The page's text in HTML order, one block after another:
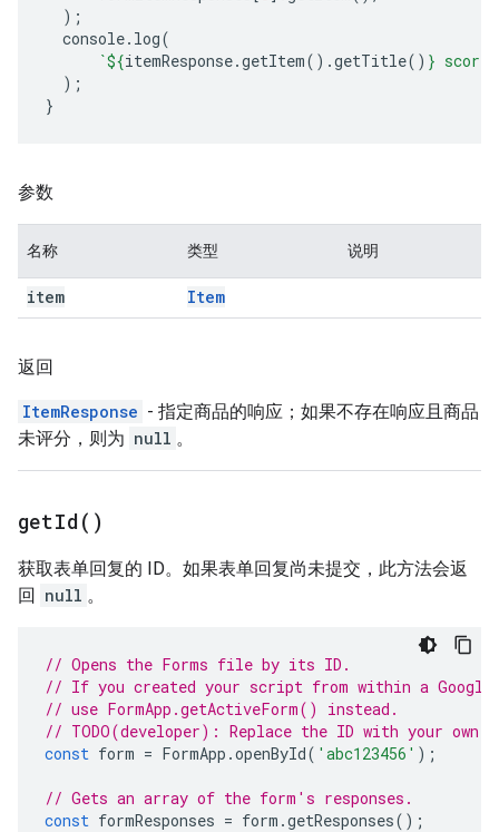
);
console. log(
`${itemResponse.getItem().getTitle() } score
);
}
参数
名称 类型 说明
item Item
返回
ItemResponse - 指定商品的响应；如果不存在响应且商品
未评分，则为 null 。
getId( )
获取表单回复的 ID。如果表单回复尚未提交，此方法会返
回 null 。
// Opens the Forms file by its ID.
// If you created your script from within a Google
// use FormApp.getActiveForm() instead.
// TODO(developer): Replace the ID with your own.
const form = FormApp .openById( 'abc123456' );
// Gets an array of the form's responses.
const formResponses = form .getResponses();